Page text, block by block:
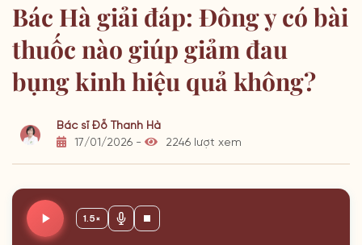
Bác Hà giải đáp: Đông y có bài
thuốc nào giúp giảm đau
bụng kinh hiệu quả không?
Bác sĩ Đỗ Thanh Hà
17/01/2026 -
2246 lượt xem
1.5×